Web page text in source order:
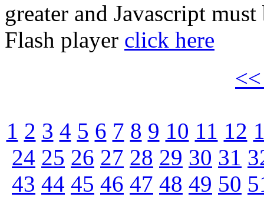
greater and Javascript
Flash player click here
1 2 3 4 5 6 7 8 9 10 11 12
24 25 26 27 28 29 30 31
43 44 45 46 47 48 49 50